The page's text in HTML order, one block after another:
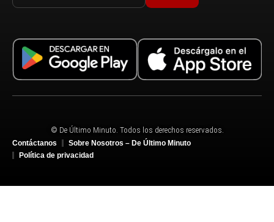
© De Último Minuto. Todos los derechos reservados.
Contáctanos
Sobre Nosotros – De Último Minuto
Política de privacidad